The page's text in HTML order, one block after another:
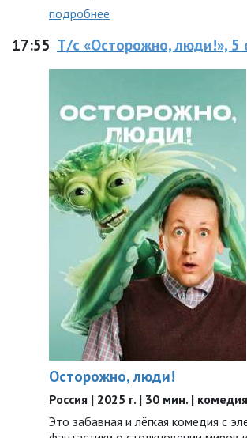
подробнее
17:55 Т/с «Осторожно, люди!», 5
Осторожно, люди!
Россия | 2025 г. | 30 мин. |
Это забавная и лёгкая комедия с